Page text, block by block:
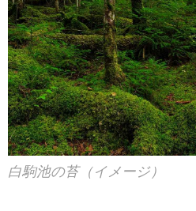
白駒池の苔（イメージ）